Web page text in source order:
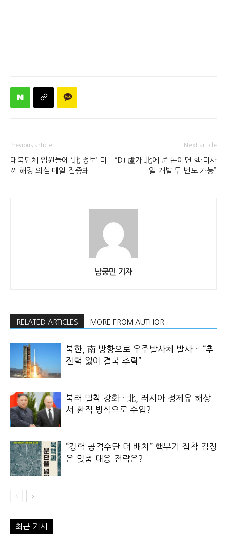
Previous article
대북단체 임원들에 ‘北 정보’ 미
끼 해킹 의심 메일 집중돼
Next article
“DJ-盧가 北에 준 돈이면 핵·미사
일 개발 두 번도 가능”
남궁민 기자
RELATED ARTICLES MORE FROM AUTHOR
북한, 南 방향으로 우주발사체 발사… “추
진력 잃어 결국 추락”
북러 밀착 강화…北, 러시아 정제유 해상
서 환적 방식으로 수입?
“강력 공격수단 더 배치” 핵무기 집착 김정
은 맞춤 대응 전략은?
최근 기사